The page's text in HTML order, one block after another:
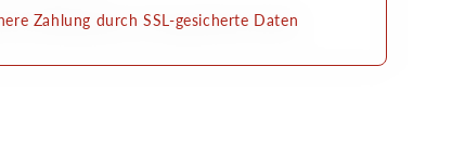
Zahlung durch SSL-gesicherte Daten